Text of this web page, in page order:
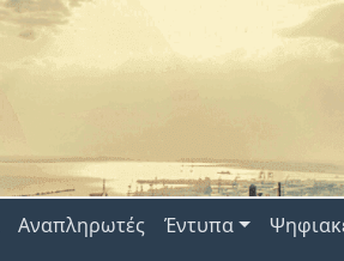
Αναπληρωτές Έντυπα